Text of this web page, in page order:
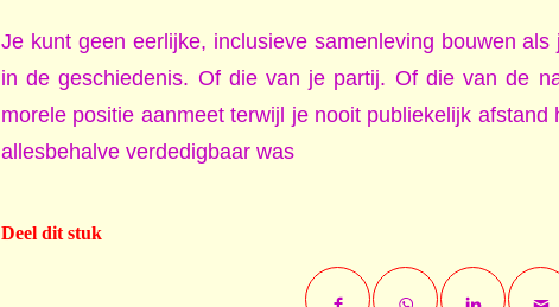
Je kunt geen eerlijke, inclusieve samenleving bouwen
in de geschiedenis. Of die van je partij. Of die van de
morele positie aanmeet terwijl je nooit publiekelijk
allesbehalve verdedigbaar was
Deel dit stuk